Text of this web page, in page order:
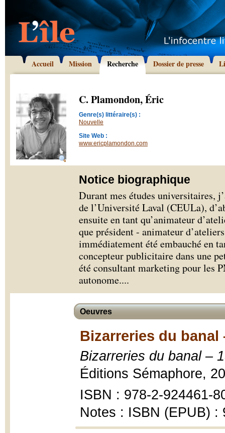
Accueil Mission Recherche Dossier de presse
C. Plamondon, Éric
Genre(s) littéraire(s) :
Nouvelle
Site Web :
www.ericplamondon.com
Notice biographique
Durant mes études universitaires,
de l’Université Laval (CEULa),
ensuite en tant qu’animateur
que président - animateur
immédiatement été embauché en
concepteur publicitaire dans une
été consultant marketing pour les
autonome....
Oeuvres
Bizarreries du banal
Bizarreries du banal –
Éditions Sémaphore,
ISBN : 978-2-924461-
Notes : ISBN (EPUB) :